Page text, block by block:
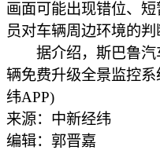
画面可能出现错位、
员对车辆周边环境的判
据介绍，斯巴鲁汽
辆免费升级全景监控
纬APP)
来源：中新经纬
编辑：郭晋嘉